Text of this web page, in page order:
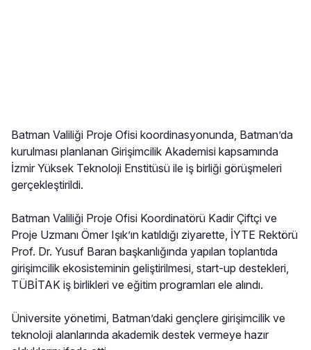
Batman Valiliği Proje Ofisi koordinasyonunda, Batman’da
kurulması planlanan Girişimcilik Akademisi kapsamında
İzmir Yüksek Teknoloji Enstitüsü ile iş birliği görüşmeleri
gerçekleştirildi.
Batman Valiliği Proje Ofisi Koordinatörü Kadir Çiftçi ve
Proje Uzmanı Ömer Işık’ın katıldığı ziyarette, İYTE Rektörü
Prof. Dr. Yusuf Baran başkanlığında yapılan toplantıda
girişimcilik ekosisteminin geliştirilmesi, start-up destekleri,
TÜBİTAK iş birlikleri ve eğitim programları ele alındı.
Üniversite yönetimi, Batman’daki gençlere girişimcilik ve
teknoloji alanlarında akademik destek vermeye hazır